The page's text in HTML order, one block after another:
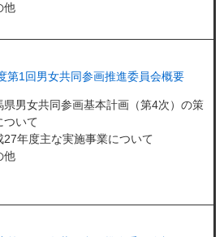
他
第1回男女共同参画推進委員会概要
県男女共同参画基本計画（第4次）の策
ついて
27年度主な実施事業について
他